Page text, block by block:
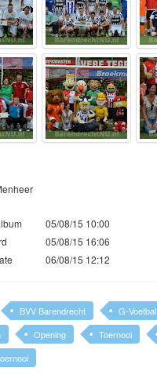
05/08/15 10:00
05/08/15 16:06
06/08/15 12:12
BVV Barendrecht G-Voetbal
Opening Toernooi